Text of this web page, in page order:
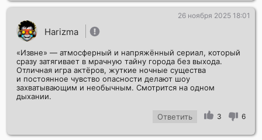
Harizma
26 ноября 2025 18:01
«Извне» — атмосферный и напряжённый сериал, который
сразу затягивает в мрачную тайну города без выхода.
Отличная игра актёров, жуткие ночные существа
и постоянное чувство опасности делают шоу
захватывающим и необычным. Смотрится на одном
дыхании.
Ответить 3 6